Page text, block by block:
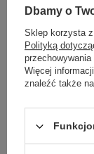
Dbamy o
Sklep korzysta
Polityką
Więcej
znaleźć także